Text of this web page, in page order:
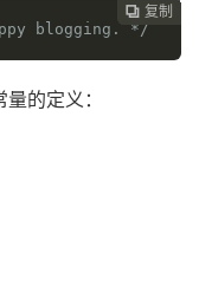
 复制
 复制
 复制
 复制
 复制
 复制
 复制
 复制
 复制
 复制
 复制
 复制
 复制
 复制
 复制
 复制
 复制
 复制
 复制
 复制
 复制
 复制
 复制
 复制
 复制
blogging. */
的定义：